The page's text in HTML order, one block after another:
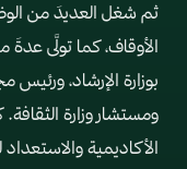
ثم شغل العديدَ من
الأوقاف، كما تولَّى عدةَ
بوزارة الإرشاد،
ومستشار وزارة
الأكاديمية